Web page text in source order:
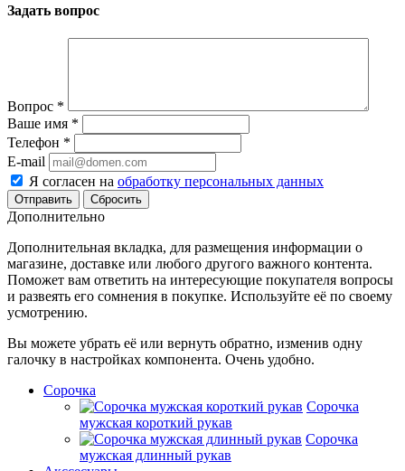
Задать вопрос
Вопрос *
Ваше имя *
Телефон *
E-mail
Я согласен на обработку персональных данных
Сбросить
Дополнительно
Дополнительная вкладка, для размещения информации о
магазине, доставке или любого другого важного контента.
Поможет вам ответить на интересующие покупателя вопросы
и развеять его сомнения в покупке. Используйте её по своему
усмотрению.
Вы можете убрать её или вернуть обратно, изменив одну
галочку в настройках компонента. Очень удобно.
Сорочка
Сорочка
мужская короткий рукав
Сорочка
мужская длинный рукав